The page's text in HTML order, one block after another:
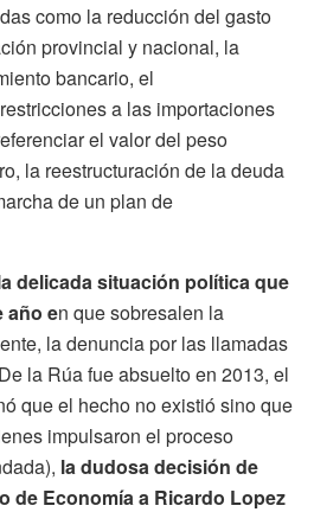
como la reducción del gasto
provincial y nacional, la
bancario, el
a las importaciones
el valor del peso
la reestructuración de la deuda
de un plan de
delicada situación política que
año en que sobresalen la
la denuncia por las llamadas
la Rúa fue absuelto en 2013, el
que el hecho no existió sino que
impulsaron el proceso
la dudosa decisión de
de Economía a Ricardo Lopez